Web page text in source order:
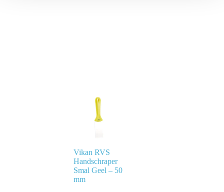
Vikan RVS
Handschraper
Smal Geel – 50
mm